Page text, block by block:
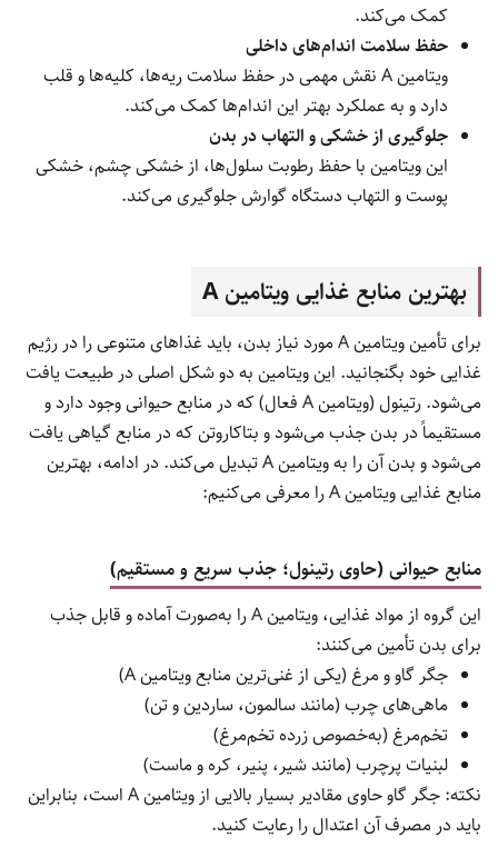
کمک می‌کند.
حفظ سلامت اندام‌های داخلی
ویتامین A نقش مهمی در حفظ سلامت ریه‌ها، کلیه‌ها و قلب
دارد و به عملکرد بهتر این اندام‌ها کمک می‌کند.
جلوگیری از خشکی و التهاب در بدن
این ویتامین با حفظ رطوبت سلول‌ها، از خشکی چشم، خشکی
پوست و التهاب دستگاه گوارش جلوگیری می‌کند.
بهترین منابع غذایی ویتامین A
برای تأمین ویتامین A مورد نیاز بدن، باید غذاهای متنوعی را در رژیم
غذایی خود بگنجانید. این ویتامین به دو شکل اصلی در طبیعت یافت
می‌شود. رتینول (ویتامین A فعال) که در منابع حیوانی وجود دارد و
مستقیماً در بدن جذب می‌شود و بتاکاروتن که در منابع گیاهی یافت
می‌شود و بدن آن را به ویتامین A تبدیل می‌کند.
در ادامه، بهترین
منابع غذایی ویتامین
منابع حیوانی (حاوی رتینول؛ جذب سریع و مستقیم)
این گروه از مواد غذایی، ویتامین A را به‌صورت آماده و قابل جذب
برای بدن تأمین می‌کنند:
جگر گاو و مرغ (یکی از غنی‌ترین منابع ویتامین A)
ماهی‌های چرب (مانند سالمون، ساردین و تن)
تخم‌مرغ (به‌خصوص زرده تخم‌مرغ)
لبنیات پرچرب (مانند شیر، پنیر، کره و ماست)
نکته: جگر گاو حاوی مقادیر بسیار بالایی از ویتامین A است، بنابراین
باید در مصرف آن اعتدال را رعایت کنید.